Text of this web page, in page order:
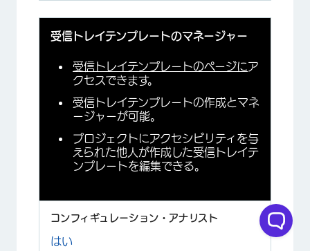
受信トレイテンプレートのマネージャー
受信トレイテンプレートのページにア
クセスできます。
受信トレイテンプレートの作成とマネ
ージャーが可能。
プロジェクトにアクセシビリティを与
えられた他人が作成した受信トレイテ
ンプレートを編集できる。
はい